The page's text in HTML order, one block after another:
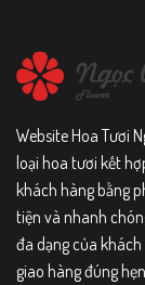
Website Hoa Tươi
loại hoa tươi kết
khách hàng bằng
tiện và nhanh
đa dạng của
giao hàng đúng